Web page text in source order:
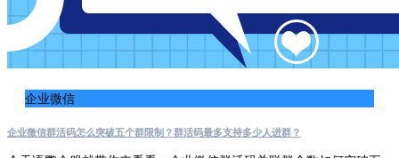
企业微信
企业微信群活码怎么突破五个群限制？群活码最多支持多少人进群？